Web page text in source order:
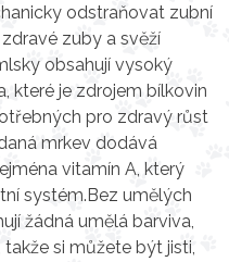
odstraňovat zubní
zuby a svěží
obsahují vysoký
které je zdrojem bílkovin
pro zdravý růst
mrkev dodává
vitamín A, který
systém.Bez umělých
žádná umělá barviva,
si můžete být jisti,